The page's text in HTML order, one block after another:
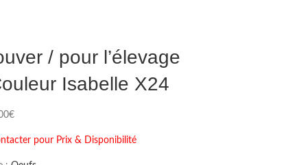
/ pour l’élevage
Isabelle X24
€
pour Prix & Disponibilité